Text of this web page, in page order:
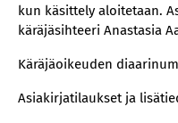
kun käsittely aloitetaan.
käräjäsihteeri Anastasia
Käräjäoikeuden
Asiakirjatilaukset ja